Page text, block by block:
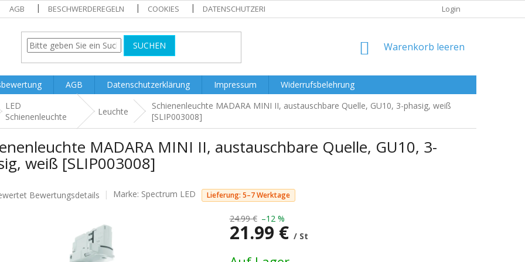
AGB BESCHWERDEREGELN COOKIES DATENSCHUTZERKLÄRUNG Login
SUCHEN WARENKORB
Warenkorb leeren
AGB Datenschutzerklärung Impressum Widerrufsbelehrung
LED
Schienenleuchte
Leuchte
Schienenleuchte MADARA MINI II, austauschbare Quelle, GU10, 3-phasig, weiß
[SLIP003008]
MADARA MINI II, austauschbare Quelle, GU10, 3-
weiß [SLIP003008]
Bewertungsdetails Marke: Spectrum LED Lieferung: 5–7 Werktage
24.99 € –12 %
21.99 € / St